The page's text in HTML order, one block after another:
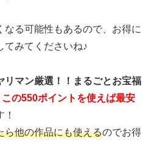
る可能性もあるので、お得に
てみてくださいね♪
リマン厳選！！まるごとお宝福
この550ポイントを使えば最安
ら他の作品にも使えるのでお得